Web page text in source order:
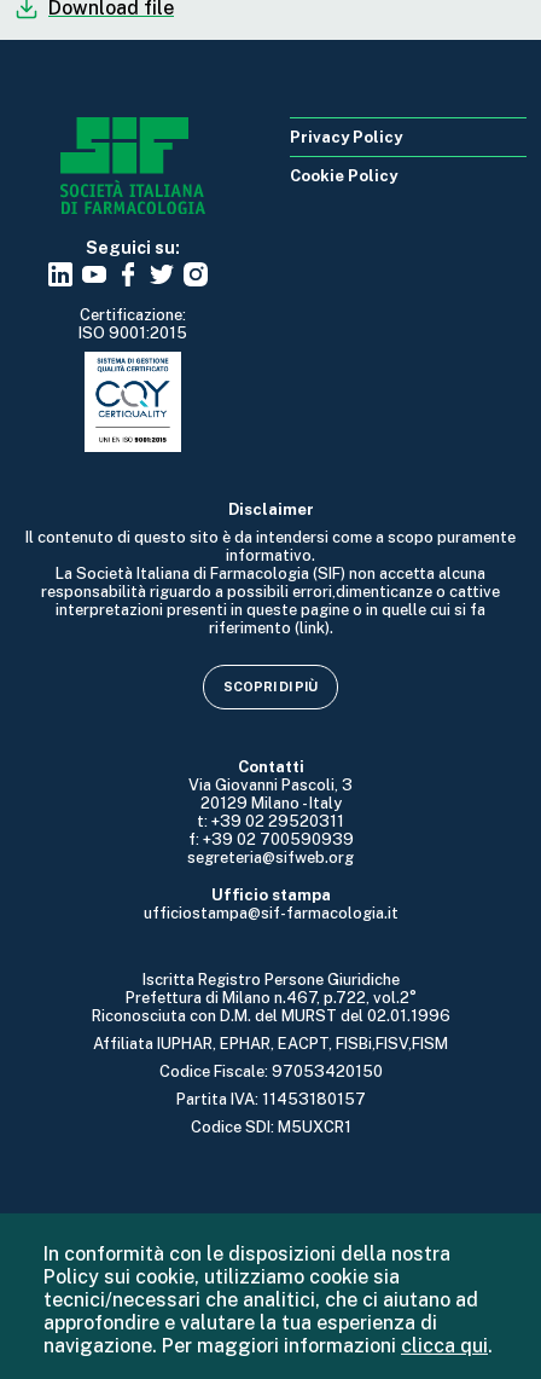
Download file
Seguici su:
Certificazione:
ISO 9001:2015
Contatti
Via Giovanni Pascoli, 3
20129 Milano - Italy
t: +39 02 29520311
f: +39 02 700590939
segreteria@sifweb.org
Ufficio stampa
ufficiostampa@sif-farmacologia.it
Iscritta Registro Persone Giuridiche
Prefettura di Milano n.467, p.722, vol.2°
Riconosciuta con D.M. del MURST del 02.01.1996
Affiliata IUPHAR, EPHAR, EACPT, FISBi,FISV,FISM
Codice Fiscale: 97053420150
Partita IVA: 11453180157
Codice SDI: M5UXCR1
Disclaimer
Il contenuto di questo sito è da intendersi come a scopo puramente
informativo.
La Società Italiana di Farmacologia (SIF) non accetta alcuna
responsabilità riguardo a possibili errori,dimenticanze o cattive
interpretazioni presenti in queste pagine o in quelle cui si fa
riferimento (link).
SCOPRI DI PIÙ
Privacy Policy
Cookie Policy
In conformità con le disposizioni della nostra
Policy sui cookie, utilizziamo cookie sia
tecnici/necessari che analitici, che ci aiutano ad
approfondire e valutare la tua esperienza di
navigazione. Per maggiori informazioni clicca qui.